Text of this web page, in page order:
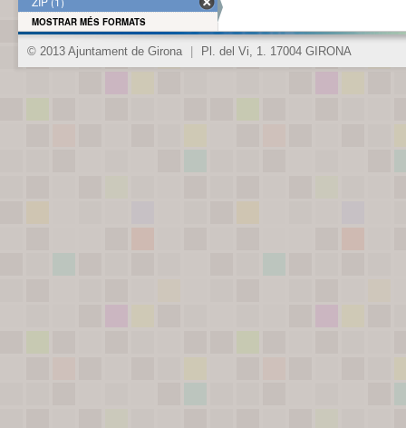
MOSTRAR MÉS FORMATS
© 2013 Ajuntament de Girona Pl. del Vi, 1. 17004 GIRONA